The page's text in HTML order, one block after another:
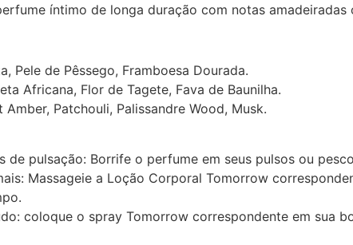
íntimo de longa duração com notas amadeiradas
Pele de Pêssego, Framboesa Dourada.
Africana, Flor de Tagete, Fava de Baunilha.
Patchouli, Palissandre Wood, Musk.
de pulsação: Borrife o perfume em seus pulsos ou
Massageie a Loção Corporal Tomorrow
coloque o spray Tomorrow correspondente em sua